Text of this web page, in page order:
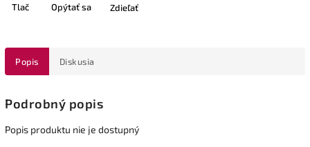
Tlač Opýtať sa Zdieľať
Popis Diskusia
Podrobný popis
Popis produktu nie je dostupný